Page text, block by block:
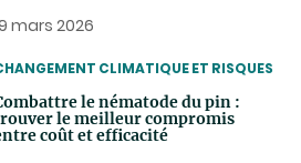
mars 2026
CLIMATIQUE ET RISQUES
le nématode du pin :
le meilleur compromis
coût et efficacité